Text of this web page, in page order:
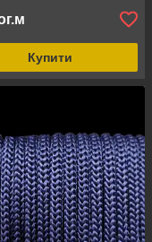
Купити